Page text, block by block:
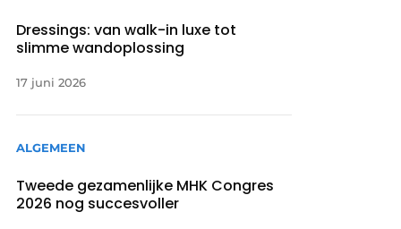
Dressings: van walk-in luxe tot
slimme wandoplossing
17 juni 2026
ALGEMEEN
Tweede gezamenlijke MHK Congres
2026 nog succesvoller